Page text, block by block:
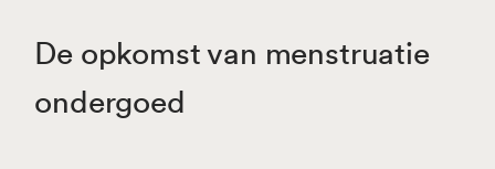
De opkomst van menstruatie
ondergoed